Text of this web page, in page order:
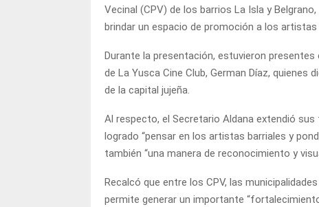
Vecinal (CPV) de los barrios La Isla y
brindar un espacio de promoción a los artistas
Durante la presentación, estuvieron presentes
de La Yusca Cine Club, German Díaz,
de la capital jujeña.
Al respecto, el Secretario Aldana extendió
logrado “pensar en los artistas barriales y
también “una manera de reconocimiento y
Recalcó que entre los CPV, las
permite generar un importante